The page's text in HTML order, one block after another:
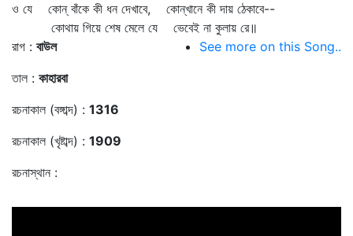
ও যে কোন্‌ বাঁকে কী ধন দেখাবে, কোন্‌খানে কী দায় ঠেকাবে--
কোথায় গিয়ে শেষ মেলে যে ভেবেই না কুলায় রে॥
রাগ : বাউল
তাল : কাহারবা
রচনাকাল (বঙ্গাব্দ) : 1316
রচনাকাল (খৃষ্টাব্দ) : 1909
রচনাস্থান :
See more on this Song..